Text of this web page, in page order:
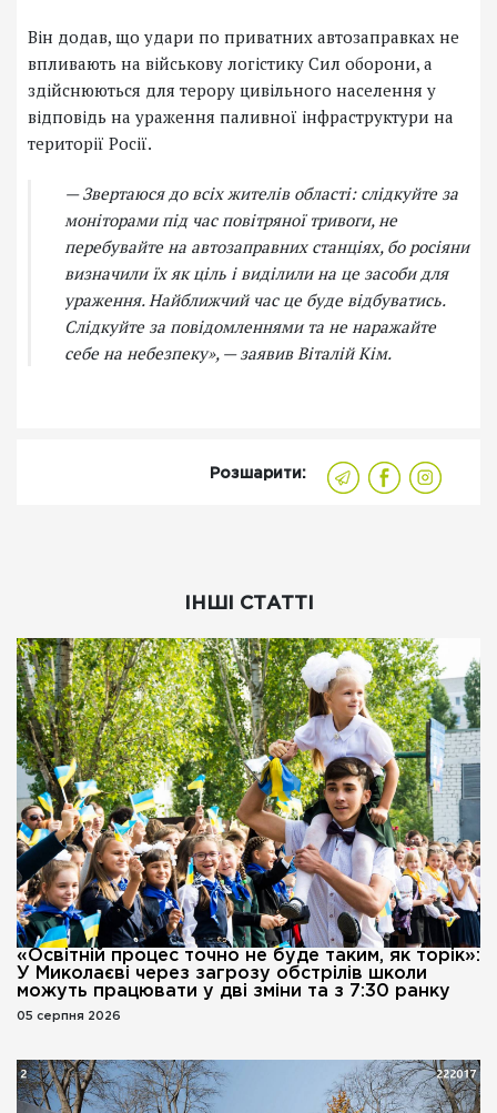
Він додав, що удари по приватних автозаправках не
впливають на військову логістику Сил оборони, а
здійснюються для терору цивільного населення у
відповідь на ураження паливної інфраструктури на
території Росії.
— Звертаюся до всіх жителів області: слідкуйте за
моніторами під час повітряної тривоги, не
перебувайте на автозаправних станціях, бо росіяни
визначили їх як ціль і виділили на це засоби для
ураження. Найближчий час це буде відбуватись.
Слідкуйте за повідомленнями та не наражайте
себе на небезпеку», — заявив Віталій Кім.
Розшарити:
ІНШІ СТАТТІ
«Освітній процес точно не буде таким, як торік»:
У Миколаєві через загрозу обстрілів школи
можуть працювати у дві зміни та з 7:30 ранку
05 серпня 2026